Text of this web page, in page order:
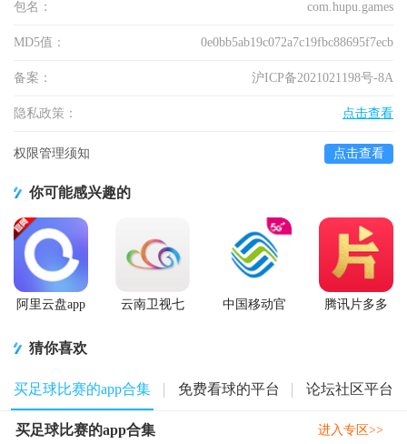
包名： com.hupu.games
MD5值： 0e0bb5ab19c072a7c19fbc88695f7ecb
备案： 沪ICP备2021021198号-8A
隐私政策： 点击查看
权限管理须知 点击查看
你可能感兴趣的
阿里云盘app
云南卫视七
中国移动官
腾讯片多多
猜你喜欢
买足球比赛的app合集 免费看球的平台 论坛社区平台
买足球比赛的app合集 进入专区>>